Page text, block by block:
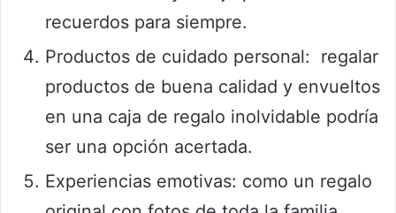
recuerdos para siempre.
Productos de cuidado personal: regalar
productos de buena calidad y envueltos
en una caja de regalo inolvidable podría
ser una opción acertada.
Experiencias emotivas: como un regalo